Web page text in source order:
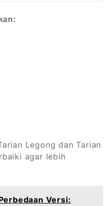
Legong dan Tarian
agar lebih
Versi: